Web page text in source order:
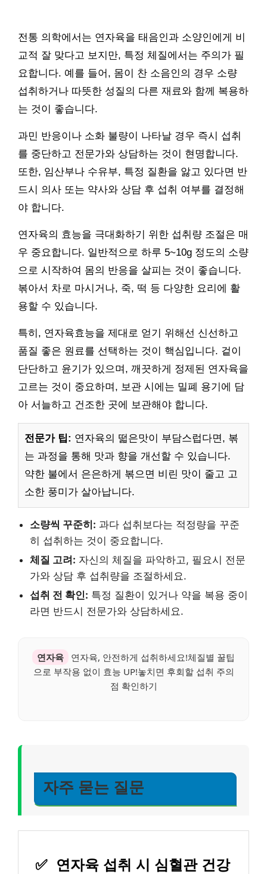
전통 의학에서는 연자육을 태음인과 소양인에게 비
교적 잘 맞다고 보지만, 특정 체질에서는 주의가 필
요합니다. 예를 들어, 몸이 찬 소음인의 경우 소량
섭취하거나 따뜻한 성질의 다른 재료와 함께 복용하
는 것이 좋습니다.
과민 반응이나 소화 불량이 나타날 경우 즉시 섭취
를 중단하고 전문가와 상담하는 것이 현명합니다.
또한, 임산부나 수유부, 특정 질환을 앓고 있다면 반
드시 의사 또는 약사와 상담 후 섭취 여부를 결정해
야 합니다.
연자육의 효능을 극대화하기 위한 섭취량 조절은 매
우 중요합니다. 일반적으로 하루 5~10g 정도의 소량
으로 시작하여 몸의 반응을 살피는 것이 좋습니다.
볶아서 차로 마시거나, 죽, 떡 등 다양한 요리에 활
용할 수 있습니다.
특히, 연자육효능을 제대로 얻기 위해선 신선하고
품질 좋은 원료를 선택하는 것이 핵심입니다. 겉이
단단하고 윤기가 있으며, 깨끗하게 정제된 연자육을
고르는 것이 중요하며, 보관 시에는 밀폐 용기에 담
아 서늘하고 건조한 곳에 보관해야 합니다.
전문가 팁: 연자육의 떫은맛이 부담스럽다면, 볶
는 과정을 통해 맛과 향을 개선할 수 있습니다.
약한 불에서 은은하게 볶으면 비린 맛이 줄고 고
소한 풍미가 살아납니다.
소량씩 꾸준히: 과다 섭취보다는 적정량을 꾸준
히 섭취하는 것이 중요합니다.
체질 고려: 자신의 체질을 파악하고, 필요시 전문
가와 상담 후 섭취량을 조절하세요.
섭취 전 확인: 특정 질환이 있거나 약을 복용 중이
라면 반드시 전문가와 상담하세요.
연자육
연자육, 안전하게 섭취하세요!체질별 꿀팁
으로 부작용 없이 효능 UP!놓치면 후회할 섭취 주의
점 확인하기
자주 묻는 질문
✅
연자육 섭취 시 심혈관 건강